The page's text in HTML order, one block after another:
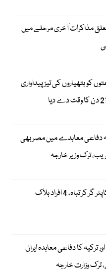
مذاکرات آخری مرحلے میں
کو ہتھیاروں کی تیز پیداواری
دفاعی معاہدے میں مصر بھی
ترک وزیر خارجہ
تباہ، 4 افراد ہلاک
ترکیہ کا دفاعی معاہدہ ایران
وزارت خارجہ